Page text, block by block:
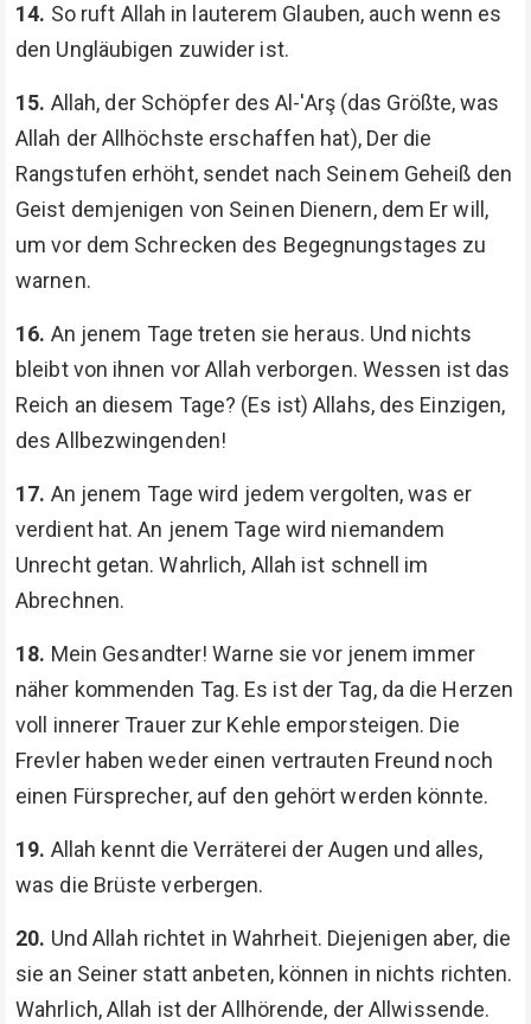
14. So ruft Allah in lauterem Glauben, auch wenn es
den Ungläubigen zuwider ist.
15. Allah, der Schöpfer des Al-'Arş (das Größte, was
Allah der Allhöchste erschaffen hat), Der die
Rangstufen erhöht, sendet nach Seinem Geheiß den
Geist demjenigen von Seinen Dienern, dem Er will,
um vor dem Schrecken des Begegnungstages zu
warnen.
16. An jenem Tage treten sie heraus. Und nichts
bleibt von ihnen vor Allah verborgen. Wessen ist das
Reich an diesem Tage? (Es ist) Allahs, des Einzigen,
des Allbezwingenden!
17. An jenem Tage wird jedem vergolten, was er
verdient hat. An jenem Tage wird niemandem
Unrecht getan. Wahrlich, Allah ist schnell im
Abrechnen.
18. Mein Gesandter! Warne sie vor jenem immer
näher kommenden Tag. Es ist der Tag, da die Herzen
voll innerer Trauer zur Kehle emporsteigen. Die
Frevler haben weder einen vertrauten Freund noch
einen Fürsprecher, auf den gehört werden könnte.
19. Allah kennt die Verräterei der Augen und alles,
was die Brüste verbergen.
20. Und Allah richtet in Wahrheit. Diejenigen aber, die
sie an Seiner statt anbeten, können in nichts richten.
Wahrlich, Allah ist der Allhörende, der Allwissende.